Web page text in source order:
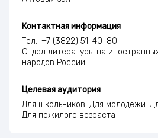
Контактная информация
Тел.: +7 (3822) 51-40-80
Отдел литературы на
народов России
Целевая аудитория
Для школьников. Для молодежи.
Для пожилого возраста